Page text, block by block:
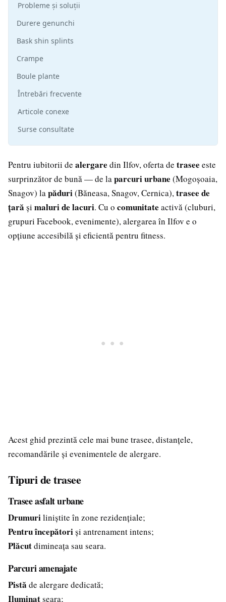
Pentru iubitorii de alergare din Ilfov, oferta de trasee este
surprinzător de bună — de laparcuri urbane (Mogoșoaia,
Snagov) lapăduri(Băneasa, Snagov, Cernica),trasee de
țară și maluri de lacuri. Cu o comunitate activă (cluburi,
grupuri Facebook, evenimente), alergarea în Ilfov e o
opțiune accesibilă și eficientă pentru fitness.
Acest ghid prezintă cele mai bune trasee, distanțele,
recomandările și evenimentele de alergare.
Tipuri de trasee
Trasee asfalt urbane
Drumuriliniștite în zone rezidențiale;
Pentru începătoriși antrenament intens;
Plăcutdimineața sau seara.
Parcuri amenajate
Pistă de alergare dedicată;
Iluminatseara;
Probleme și soluții
Durere genunchi
Bask shin splints
Crampe
Boule plante
Întrebări frecvente
Articole conexe
Surse consultate